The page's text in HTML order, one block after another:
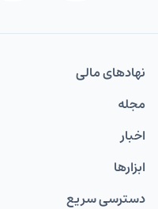
نهاد‌های مالی
مجله
اخبار
ابزارها
دسترسی سریع